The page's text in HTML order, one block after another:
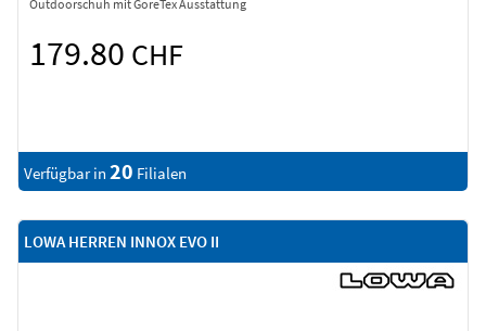
Outdoorschuh mit GoreTex Ausstattung
179.80 CHF
Verfügbar in 20 Filialen
LOWA HERREN INNOX EVO II